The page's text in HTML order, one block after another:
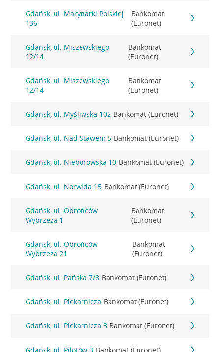
Gdańsk, ul. Marynarki Polskiej
136
Bankomat
(Euronet)
Gdańsk, ul. Miszewskiego
12/14
Bankomat
(Euronet)
Gdańsk, ul. Miszewskiego
12/14
Bankomat
(Euronet)
Gdańsk, ul. Myśliwska 102 Bankomat (Euronet)
Gdańsk, ul. Nad Stawem 5 Bankomat (Euronet)
Gdańsk, ul. Nieborowska 10 Bankomat (Euronet)
Gdańsk, ul. Norwida 15 Bankomat (Euronet)
Gdańsk, ul. Obrońców
Wybrzeża 1
Bankomat
(Euronet)
Gdańsk, ul. Obrońców
Wybrzeża 21
Bankomat
(Euronet)
Gdańsk, ul. Pańska 7/8 Bankomat (Euronet)
Gdańsk, ul. Piekarnicza Bankomat (Euronet)
Gdańsk, ul. Piekarnicza 3 Bankomat (Euronet)
Gdańsk, ul. Pilotów 3 Bankomat (Euronet)